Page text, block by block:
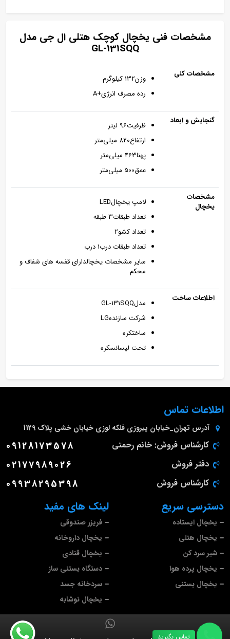
مشخصات فنی یخچال کوچک هتلی ال جی مدل
GL-131SQQ
مشخصات کلی
وزن132 کیلوگرم
رده مصرف انرژی+A
گنجایش و ابعاد
ظرفيت96 لیتر
ارتفاع820 میلی‌متر
پهنا463 میلی‌متر
عمق500 میلی‌متر
مشخصات
یخچال
لامپ يخچالLED
تعداد طبقات3 طبقه
تعداد کشو2
تعداد طبقات درب1 درب
سایر مشخصات یخچالدارای قفسه های شفاف و
محکم
اطلاعات ساخت
مدلGL-131SQQ
شرکت سازندهLG
ساختکره
تحت لیسانسکره
لینک های مفید
فریزر صندوقی
یخچال داروخانه
یخچال قنادی
دستگاه بستنی ساز
سردخانه جسد
یخچال نوشابه
دسترسی سریع
یخچال ایستاده
یخچال هتلی
شیر سرد کن
یخچال پرده هوا
یخچال بستنی
اطلاعات تماس
آدرس تهران_خیابان پیروزی فلکه لوزی خیابان خشی پلاک 1129
کارشناس فروش: خانم رحمتی 09128173578
دفتر فروش 02177989026
کارشناس فروش 09938295398
تماس بگیرید